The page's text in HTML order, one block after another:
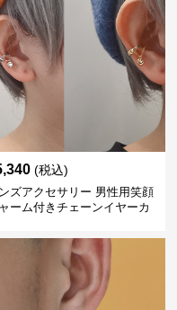
(税込)
ズアクセサリー 男性用笑顔
ーム付きチェーンイヤーカ